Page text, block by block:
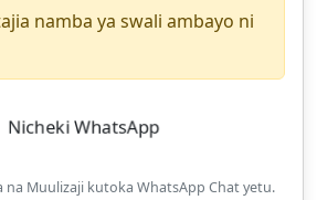
namba ya swali ambayo ni
Nicheki WhatsApp
na Muulizaji kutoka WhatsApp Chat yetu.